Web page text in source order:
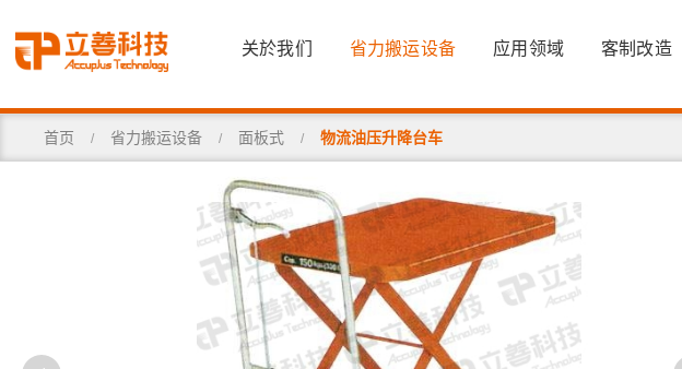
关於我们 省力搬运设备 应用领域 客制改造
首页 省力搬运设备 面板式 物流油压升降台车